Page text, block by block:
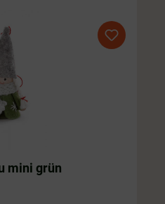
mini grün